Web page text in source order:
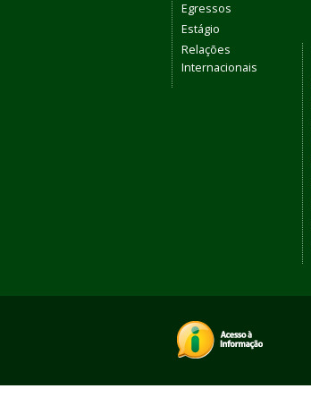
Egressos
Estágio
Relações
Internacionais